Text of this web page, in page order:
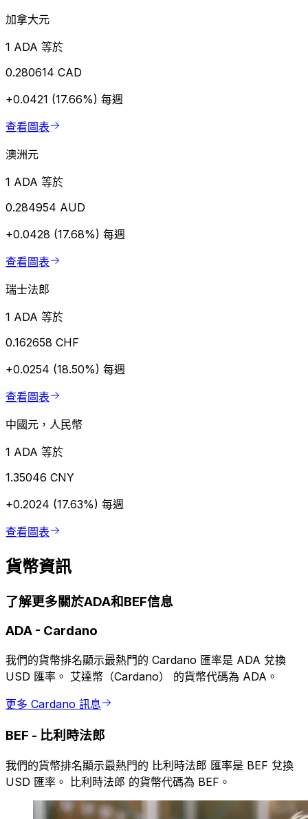
加拿大元
1 ADA 等於
0.280614 CAD
+0.0421 (17.66%) 每週
查看圖表
澳洲元
1 ADA 等於
0.284954 AUD
+0.0428 (17.68%) 每週
查看圖表
瑞士法郎
1 ADA 等於
0.162658 CHF
+0.0254 (18.50%) 每週
查看圖表
中國元，人民幣
1 ADA 等於
1.35046 CNY
+0.2024 (17.63%) 每週
查看圖表
貨幣資訊
了解更多關於ADA和BEF信息
ADA - Cardano
我們的貨幣排名顯示最熱門的 Cardano 匯率是 ADA 兌換
USD 匯率。 艾達幣（Cardano） 的貨幣代碼為 ADA。
更多 Cardano 訊息
BEF - 比利時法郎
我們的貨幣排名顯示最熱門的 比利時法郎 匯率是 BEF 兌換
USD 匯率。 比利時法郎 的貨幣代碼為 BEF。